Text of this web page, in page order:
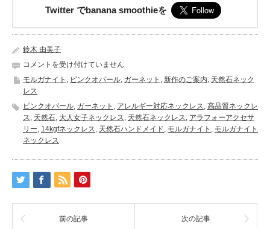
Twitter でbanana smoothieを
鈴木 由美子
大
可
い
ネ
ッ
ク
モ
ル
イ
コメントを受け付けていません
モルガナイト
ピンクオパール ガーネット 新作のご案内 天然石ネック
レス
ピンクオパール ガーネット アレルギー対応ネックレス 高品質ネックレ
ス
天然石 大人女子ネックレス 天然石ネックレス
アラフォーアクセサ
リー 14kgfネックレス 天然石ハンドメイド モルガナイト
モルガナイト
ネックレス
前の記事 次の記事